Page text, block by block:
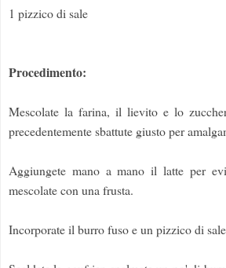
1 pizzico di sale
Procedimento:
Mescolate la farina, il lievito e lo
precedentemente sbattute giusto per
Aggiungete mano a mano il latte per
mescolate con una frusta.
Incorporate il burro fuso e un pizzico di